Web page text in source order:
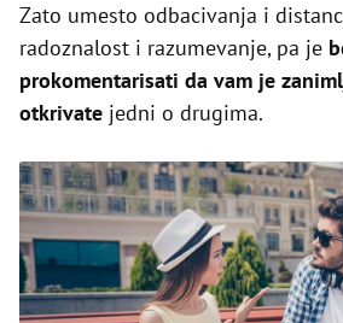
Zato umesto odbacivanja i
radoznalost i razumevanje, pa je
prokomentarisati da vam je
otkrivate jedni o drugima.